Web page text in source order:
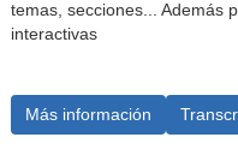
temas, secciones... Además
interactivas
Más información